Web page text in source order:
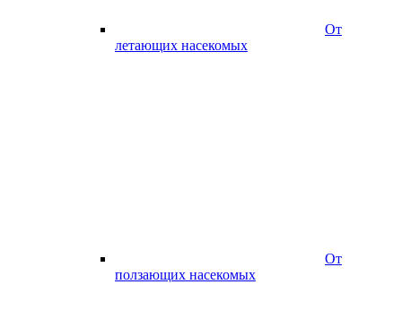
От
летающих насекомых
От
ползающих насекомых